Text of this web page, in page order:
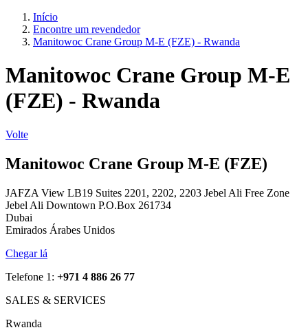
Início
Encontre um revendedor
Manitowoc Crane Group M-E (FZE) - Rwanda
Manitowoc Crane Group M-E
(FZE) - Rwanda
Volte
Manitowoc Crane Group M-E (FZE)
JAFZA View LB19 Suites 2201, 2202, 2203 Jebel Ali Free Zone
Jebel Ali Downtown P.O.Box 261734
Dubai
Emirados Árabes Unidos
Chegar lá
Telefone 1: +971 4 886 26 77
SALES & SERVICES
Rwanda